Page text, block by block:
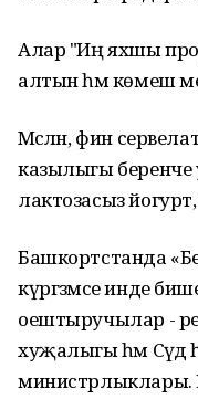
Алар "Иң яхшы
алтын һәм көмеш
Мәсәлән, фин
казылыгы
лактозасыз
Башкортстанда
күргәзмәсе инде
оештыручылар -
хуҗалыгы һәм Сәүдә
министрлыклары.